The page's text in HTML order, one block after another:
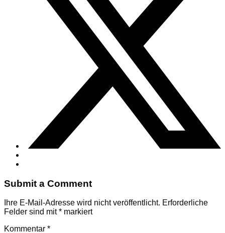
Submit a Comment
Ihre E-Mail-Adresse wird nicht veröffentlicht. Erforderliche
Felder sind mit* markiert
Kommentar *